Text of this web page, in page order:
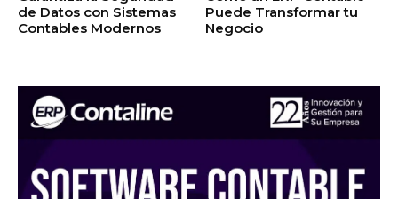
de Datos con Sistemas
Contables Modernos
Puede Transformar tu
Negocio